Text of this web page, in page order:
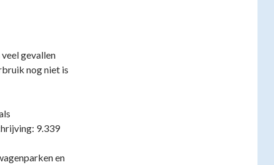
gevallen
nog niet is
9.339
en